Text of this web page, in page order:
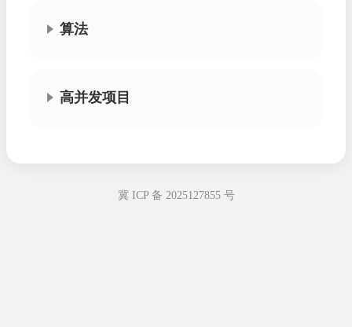
算法
高并发项目
冀 ICP 备 2025127855 号